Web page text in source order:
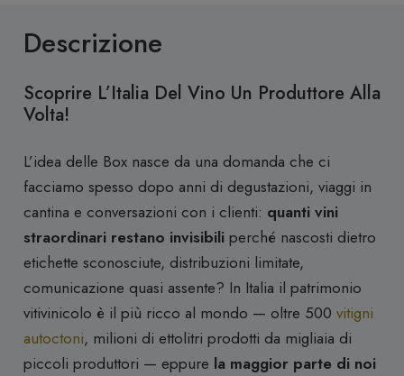
Antonella
Walter
Salvano
Descrizione
Scoprire L’Italia Del Vino Un Produttore Alla
Volta!
L’idea delle Box nasce da una domanda che ci
facciamo spesso dopo anni di degustazioni, viaggi in
cantina e conversazioni con i clienti: quanti vini
straordinari restano invisibiliperché nascosti dietro
etichette sconosciute, distribuzioni limitate,
comunicazione quasi assente? In Italia il patrimonio
vitivinicolo è il più ricco al mondo — oltre 500 vitigni
autoctoni, milioni di ettolitri prodotti da migliaia di
piccoli produttori — eppure la maggior parte di noi